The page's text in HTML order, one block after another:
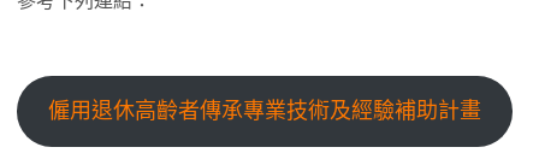
僱用退休高齡者傳承專業技術及經驗補助計畫